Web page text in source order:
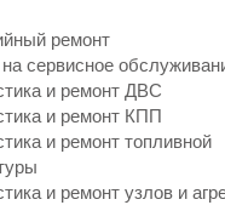
ремонт
сервисное
и ремонт ДВС
и ремонт КПП
и ремонт топливной
и ремонт узлов и